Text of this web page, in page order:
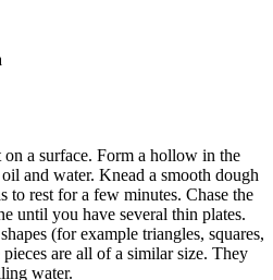
a surface. Form a hollow in the
and water. Knead a smooth dough
to rest for a few minutes. Chase the
until you have several thin plates.
(for example triangles, squares,
are all of a similar size. They
water.